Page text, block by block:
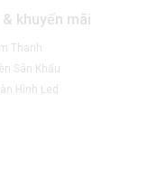
khuyến mãi
Thanh
Sân Khấu
Hình Led